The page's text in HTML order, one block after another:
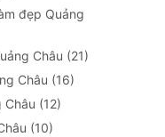
đẹp Quảng
Châu (21)
Châu (16)
Châu (12)
(10)